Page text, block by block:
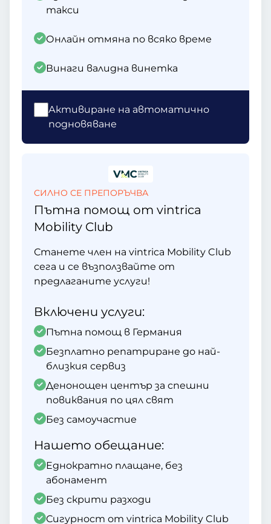
такси
Онлайн отмяна по всяко време
Винаги валидна винетка
Активиране на автоматично
подновяване
СИЛНО СЕ ПРЕПОРЪЧВА
Пътна помощ от vintrica
Mobility Club
Станете член на vintrica Mobility Club
сега и се възползвайте от
предлаганите услуги!
Включени услуги:
Пътна помощ в Германия
Безплатно репатриране до най-
близкия сервиз
Денонощен център за спешни
повиквания по цял свят
Без самоучастие
Нашето обещание:
Еднократно плащане, без
абонамент
Без скрити разходи
Сигурност от vintrica Mobility Club